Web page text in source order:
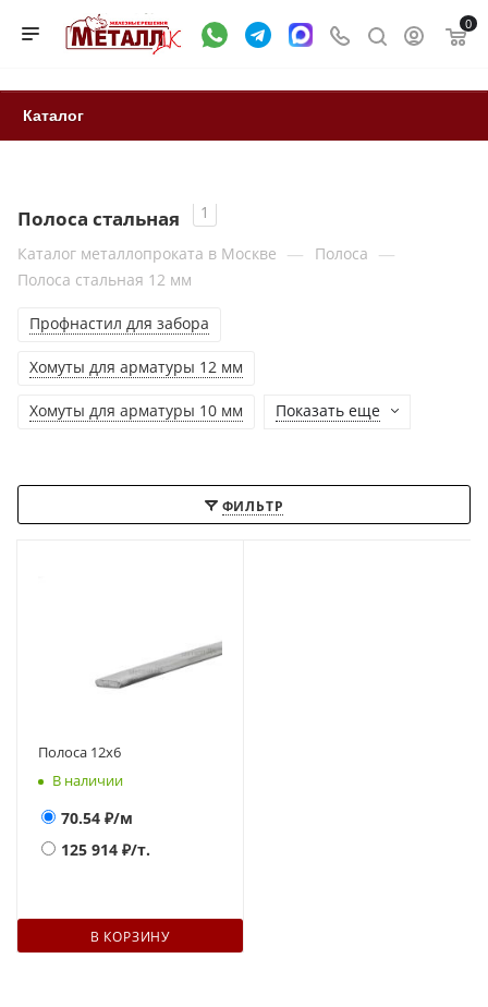
0
Каталог
Полоса стальная
1
Каталог металлопроката в Москве — Полоса —
Полоса стальная 12 мм
Профнастил для забора
Хомуты для арматуры 12 мм
Хомуты для арматуры 10 мм Показать еще
ФИЛЬТР
Полоса 12х6
В наличии
70.54 ₽/м
125 914 ₽/т.
В КОРЗИНУ